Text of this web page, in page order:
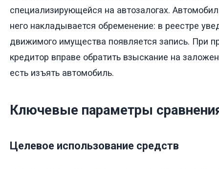
специализирующейся на автозалогах.
него накладывается обременение: в реестре
движимого имущества появляется запись. При
кредитор вправе обратить взыскание на
есть изъять автомобиль.
Ключевые параметры
Целевое использование средств